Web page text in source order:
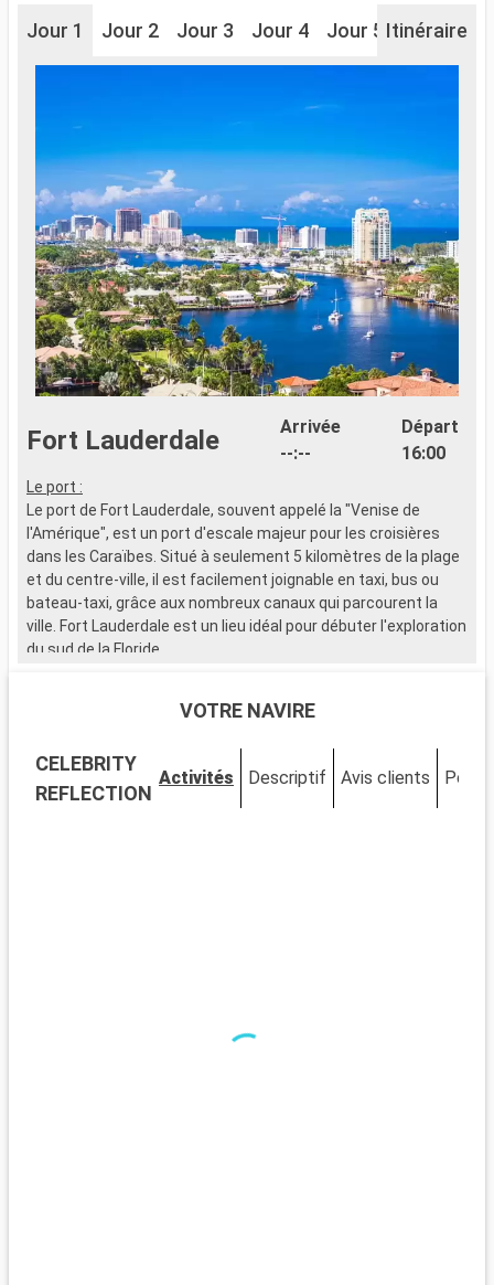
Jour 1 Jour 2 Jour 3 Jour 4 Jour 5 Jour 6
Itinéraire
Fort Lauderdale
Arrivée
--:--
Départ
16:00
Le port :
Le port de Fort Lauderdale, souvent appelé la "Venise de
l'Amérique", est un port d'escale majeur pour les croisières
dans les Caraïbes. Situé à seulement 5 kilomètres de la plage
et du centre-ville, il est facilement joignable en taxi, bus ou
bateau-taxi, grâce aux nombreux canaux qui parcourent la
ville. Fort Lauderdale est un lieu idéal pour débuter l'exploration
du sud de la Floride.
Fort Lauderdale est réputée pour ses plages de sable et ses
galeries d'art et restaurants, offre une expérience de
shopping et de détente unique. Le Musée de Bonnet House se
distingue par son architecture singulière et ses jardins
minutes, est incontournable avec son atmosphère animée,
VOTRE NAVIRE
CELEBRITY
REFLECTION
Activités Descriptif Avis clients Ponts